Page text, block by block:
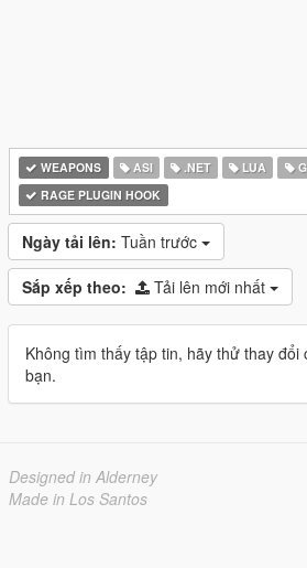
WEAPONS ASI .NET LUA
RAGE PLUGIN HOOK
Ngày tải lên: Tuần trước
Sắp xếp theo: Tải lên mới nhất
Không tìm thấy tập tin, hãy thử thay đổi
bạn.
Designed in Alderney
Made in Los Santos